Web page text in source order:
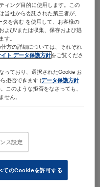
ィング目的に使用します。この
当社から委託された第三者が、
を含む を使用して、お客様の
よび/または収集、保存および処
す。
方の詳細については、それぞれ
ト データ保護方針をご覧くださ
っており、選択されたCookie お
拒否できます (データ保護方針
このような拒否をなさっても、
せん。
ス設定
てのCookieを許可する